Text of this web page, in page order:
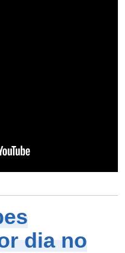
dia no